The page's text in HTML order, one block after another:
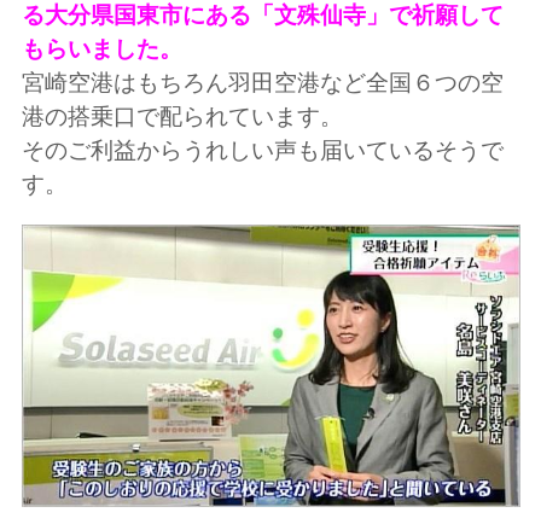
る大分県国東市にある「文殊仙寺」で祈願して
もらいました。
宮崎空港はもちろん羽田空港など全国６つの空
港の搭乗口で配られています。
そのご利益からうれしい声も届いているそうで
す。